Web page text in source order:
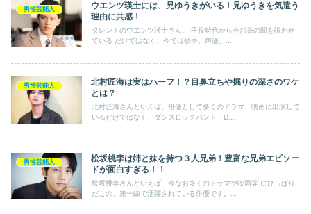
男性芸能人
ウエンツ瑛士には、兄ゆうきがいる！兄ゆうきを気遣う
理由に共感！
タレントのウエンツ瑛士さん。 子役時代から今お茶の間を賑わせ
ている だけではなく、今では歌手、声優、...
男性芸能人
北村匠海は実はハーフ！？目鼻立ちや掘りの深さのワケ
とは？
北村匠海さんといえば、俳優として多くのドラマ、映画に出演して
いるだけではなく、ダンスロックバンド・D...
男性芸能人
松坂桃李は姉と妹を持つ３人兄弟！豊富な兄弟エピソー
ドが面白すぎる！！
松坂桃李さんといえば、今なお多くのドラマや映画等 にひっぱり
だこの、第一線で活躍されている俳優です。...